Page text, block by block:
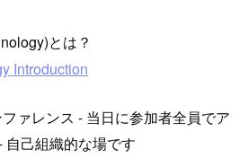
とは？
Introduction
ァレンス - 当日に参加者全員でア
自己組織的な場です